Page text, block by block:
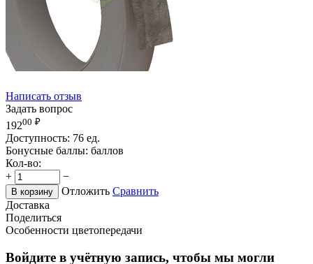
Написать отзыв
Задать вопрос
19200 ₽
Доступность: 76 ед.
Бонусные баллы: баллов
Кол-во:
+
−
В корзину Отложить Сравнить
Доставка
Поделиться
Особенности цветопередачи
Войдите в учётную запись, чтобы мы могли